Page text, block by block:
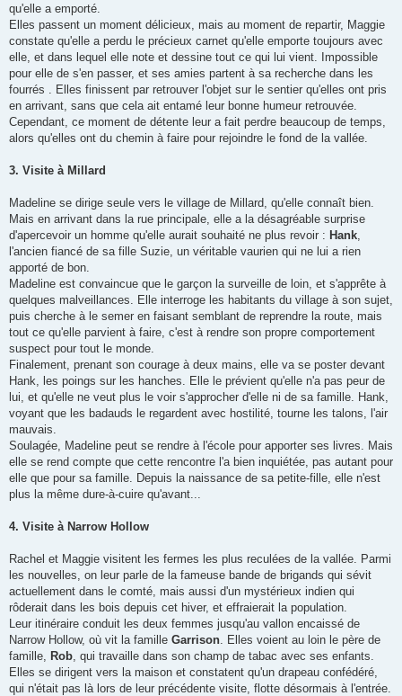
qu'elle a emporté.
Elles passent un moment délicieux, mais au moment de repartir, Maggie
constate qu'elle a perdu le précieux carnet qu'elle emporte toujours avec
elle, et dans lequel elle note et dessine tout ce qui lui vient. Impossible
pour elle de s'en passer, et ses amies partent à sa recherche dans les
fourrés . Elles finissent par retrouver l'objet sur le sentier qu'elles ont pris
en arrivant, sans que cela ait entamé leur bonne humeur retrouvée.
Cependant, ce moment de détente leur a fait perdre beaucoup de temps,
alors qu'elles ont du chemin à faire pour rejoindre le fond de la vallée.
3. Visite à Millard
Madeline se dirige seule vers le village de Millard, qu'elle connaît bien.
Mais en arrivant dans la rue principale, elle a la désagréable surprise
d'apercevoir un homme qu'elle aurait souhaité ne plus revoir : Hank
l'ancien fiancé de sa fille Suzie, un véritable vaurien qui ne lui a rien
apporté de bon.
Madeline est convaincue que le garçon la surveille de loin, et s'apprête à
quelques malveillances. Elle interroge les habitants du village à son sujet,
puis cherche à le semer en faisant semblant de reprendre la route, mais
tout ce qu'elle parvient à faire, c'est à rendre son propre comportement
suspect pour tout le monde.
Finalement, prenant son courage à deux mains, elle va se poster devant
Hank, les poings sur les hanches. Elle le prévient qu'elle n'a pas peur de
lui, et qu'elle ne veut plus le voir s'approcher d'elle ni de sa famille. Hank,
voyant que les badauds le regardent avec hostilité, tourne les talons, l'air
mauvais.
Soulagée, Madeline peut se rendre à l'école pour apporter ses livres. Mais
elle se rend compte que cette rencontre l'a bien inquiétée, pas autant pour
elle que pour sa famille. Depuis la naissance de sa petite-fille, elle n'est
plus la même dure-à-cuire qu'avant...
4. Visite à Narrow Hollow
Rachel et Maggie visitent les fermes les plus reculées de la vallée. Parmi
les nouvelles, on leur parle de la fameuse bande de brigands qui sévit
actuellement dans le comté, mais aussi d'un mystérieux indien qui
rôderait dans les bois depuis cet hiver, et effraierait la population.
Leur itinéraire conduit les deux femmes jusqu'au vallon encaissé de
Narrow Hollow, où vit la famille Garrison . Elles voient au loin le père de
famille,
Rob , qui travaille dans son champ de tabac avec ses enfants.
Elles se dirigent vers la maison et constatent qu'un drapeau confédéré,
qui n'était pas là lors de leur précédente visite, flotte désormais à l'entrée.